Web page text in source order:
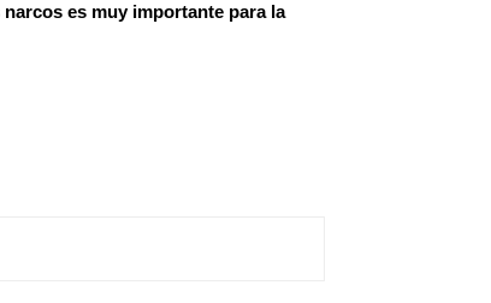
es muy importante para la